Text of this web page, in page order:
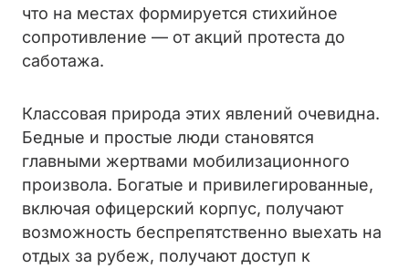
что на местах формируется стихийное
сопротивление — от акций протеста до
саботажа.
Классовая природа этих явлений очевидна.
Бедные и простые люди становятся
главными жертвами мобилизационного
произвола. Богатые и привилегированные,
включая офицерский корпус, получают
возможность беспрепятственно выехать на
отдых за рубеж, получают доступ к